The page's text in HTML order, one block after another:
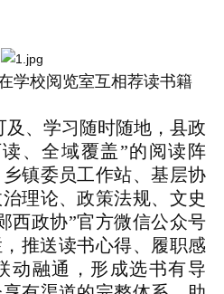
学校阅览室互相荐读书籍
及、学习随时随地，县政
、全域覆盖”的阅读阵
镇委员工作站、基层协
理论、政策法规、文史
西政协”官方微信公众号
推送读书心得、履职感
动融通，形成选书有导